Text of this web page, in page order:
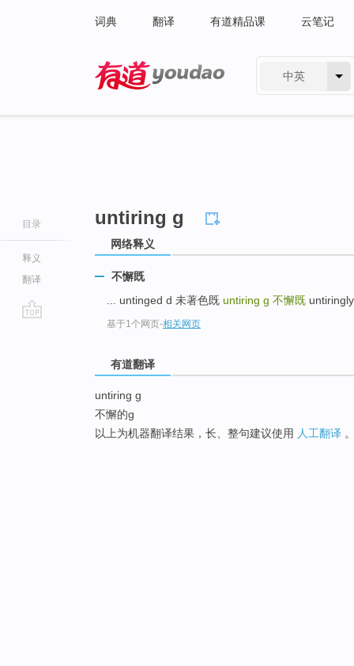
词典 翻译 有道精品课 云笔记
中英
目录
释义
翻译
untiring g
网络释义
不懈既
... untinged d 未著色既 untiring g 不懈既
基于1个网页-相关网页
有道翻译
untiring g
不懈的g
以上为机器翻译结果，长、整句建议使用 人工翻译